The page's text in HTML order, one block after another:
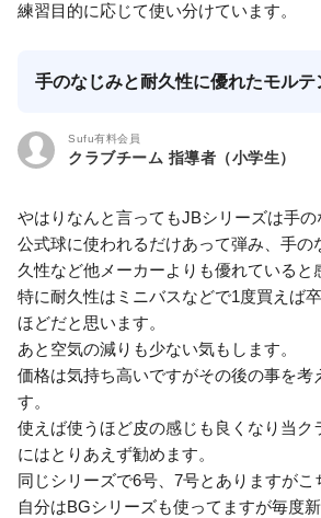
練習目的に応じて使い分けています。
手のなじみと耐久性に優れたモル
Sufu有料会員
クラブチーム 指導者（小学生）
やはりなんと言ってもJBシリーズは手の
公式球に使われるだけあって弾み、手の
久性など他メーカーよりも優れていると
特に耐久性はミニバスなどで1度買えば
ほどだと思います。
あと空気の減りも少ない気もします。
価格は気持ち高いですがその後の事を考
す。
使えば使うほど皮の感じも良くなり当ク
にはとりあえず勧めます。
同じシリーズで6号、7号とありますがこ
自分はBGシリーズも使ってますが毎度